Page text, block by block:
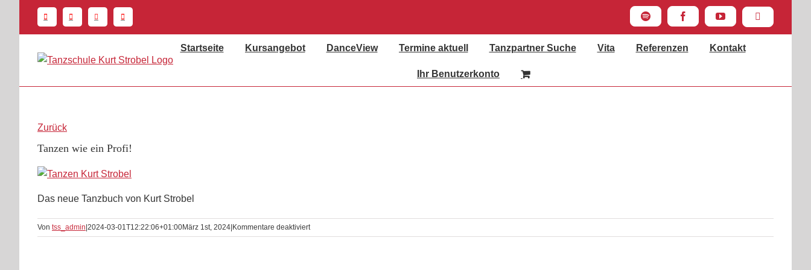
springen
Spotify FacebookYouTube Instagram
Startseite Kursangebot DanceView Termine aktuell Tanzpartner Suche Vita Referenzen Kontakt
Ihr Benutzerkonto
Zurück
Tanzen wie ein Profi!
Das neue Tanzbuch von Kurt Strobel
Von tss_admin 2024-03-01T12:22:06+01:00März 1st, 2024 Kommentare deaktiviertfür
Tanzen